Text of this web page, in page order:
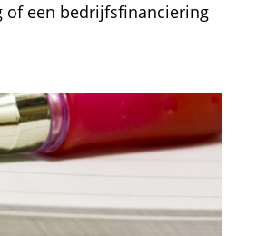
of een bedrijfsfinanciering